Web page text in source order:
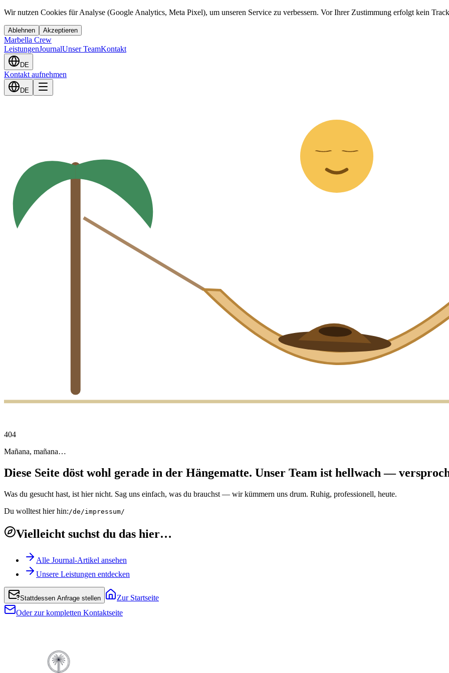
Wir nutzen Cookies für Analyse (Google Analytics, Meta Pixel), um unseren Service zu verbessern. Vor Ihrer Zustimmung erfolgt kein
Ablehnen Akzeptieren
Marbella Crew
LeistungenJournalUnser TeamKontakt
DE
Kontakt aufnehmen
DE
404
Mañana, mañana…
Diese Seite döst wohl gerade in der Hängematte. Unser Team ist hellwach —
Was du gesucht hast, ist hier nicht. Sag uns einfach, was du brauchst — wir kümmern uns drum. Ruhig, professionell, heute.
Du wolltest hier hin: /de/impressum/
Vielleicht suchst du das hier…
Alle Journal-Artikel ansehen
Unsere Leistungen entdecken
Stattdessen Anfrage stellen
Zur Startseite
Oder zur kompletten Kontaktseite